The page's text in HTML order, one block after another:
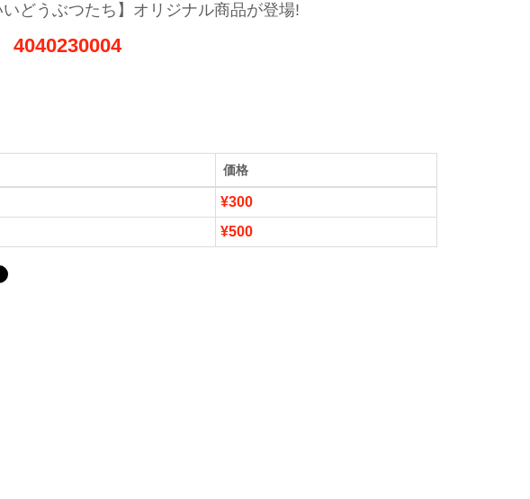
いどうぶつたち】オリジナル商品が登場!
4040230004
価格
¥300
¥500